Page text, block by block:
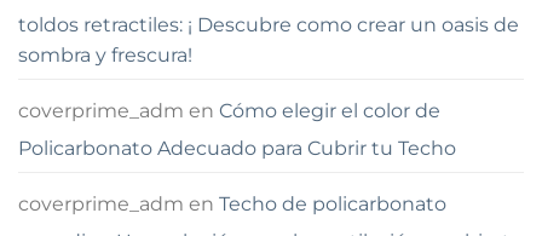
toldos retractiles: ¡ Descubre como crear un oasis de
sombra y frescura!
coverprime_adm en Cómo elegir el color de
Policarbonato Adecuado para Cubrir tu Techo
coverprime_adm en Techo de policarbonato